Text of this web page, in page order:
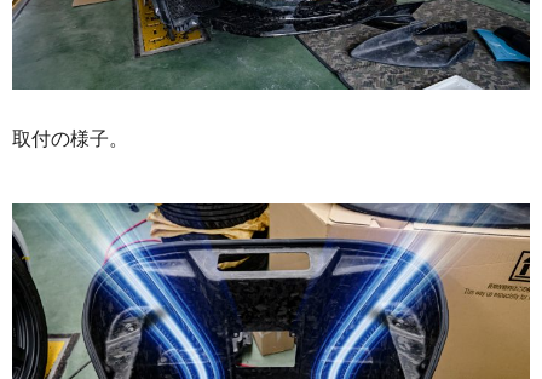
取付の様子。